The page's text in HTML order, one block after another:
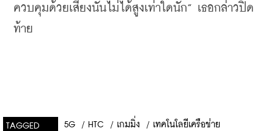
ควบคุมด้วยเสียงนั้นไม่ได้สูงเท่าใดนัก” เธอกล่าวปิด
ท้าย
TAGGED
5G / HTC / เกมมิ่ง / เทคโนโลยีเครือข่าย